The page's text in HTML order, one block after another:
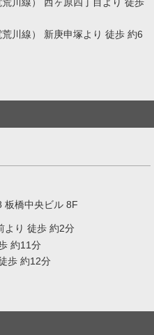
川線） 新庚申塚より 徒歩 約6
板橋中央ビル 8F
より 徒歩 約2分
約11分
歩 約12分